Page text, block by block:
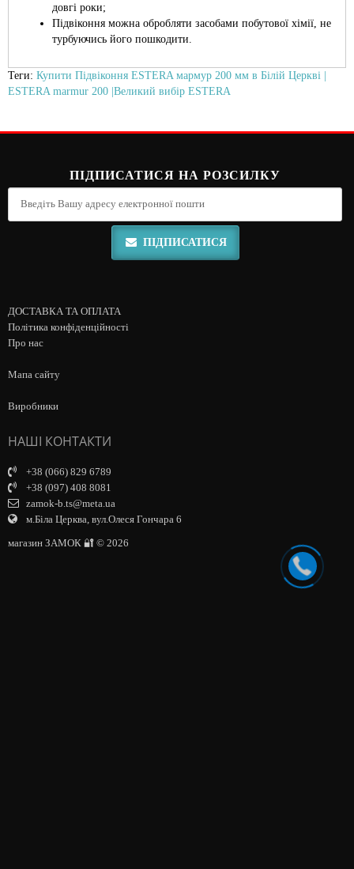
довгі роки;
Підвіконня можна обробляти засобами побутової хімії, не
турбуючись його пошкодити.
Теги: Купити Підвіконня ESTERA мармур 200 мм в Білій Церкві |
ESTERA marmur 200 |Великий вибір ESTERA
ПІДПИСАТИСЯ НА РОЗСИЛКУ
ПІДПИСАТИСЯ
ДОСТАВКА ТА ОПЛАТА
Політика конфіденційності
Про нас
Мапа сайту
Виробники
НАШІ КОНТАКТИ
+38 (066) 829 6789
+38 (097) 408 8081
zamok-b.ts@meta.ua
м.Біла Церква, вул.Олеся Гончара 6
магазин ЗАМОК 🔐 © 2026